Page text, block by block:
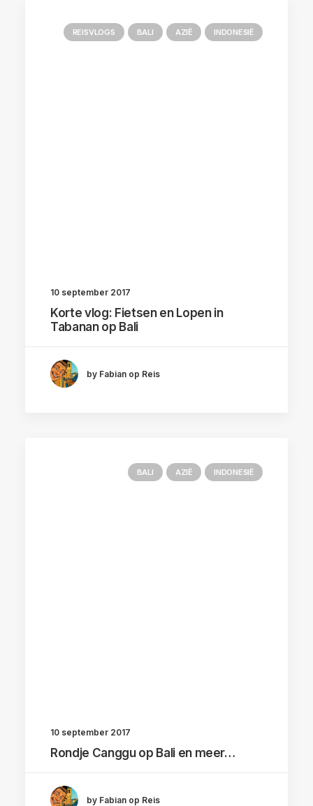
REISVLOGS BALI AZIË INDONESIË
10 september 2017
Korte vlog: Fietsen en Lopen in
Tabanan op Bali
by Fabian op Reis
BALI AZIË INDONESIË
10 september 2017
Rondje Canggu op Bali en meer…
by Fabian op Reis